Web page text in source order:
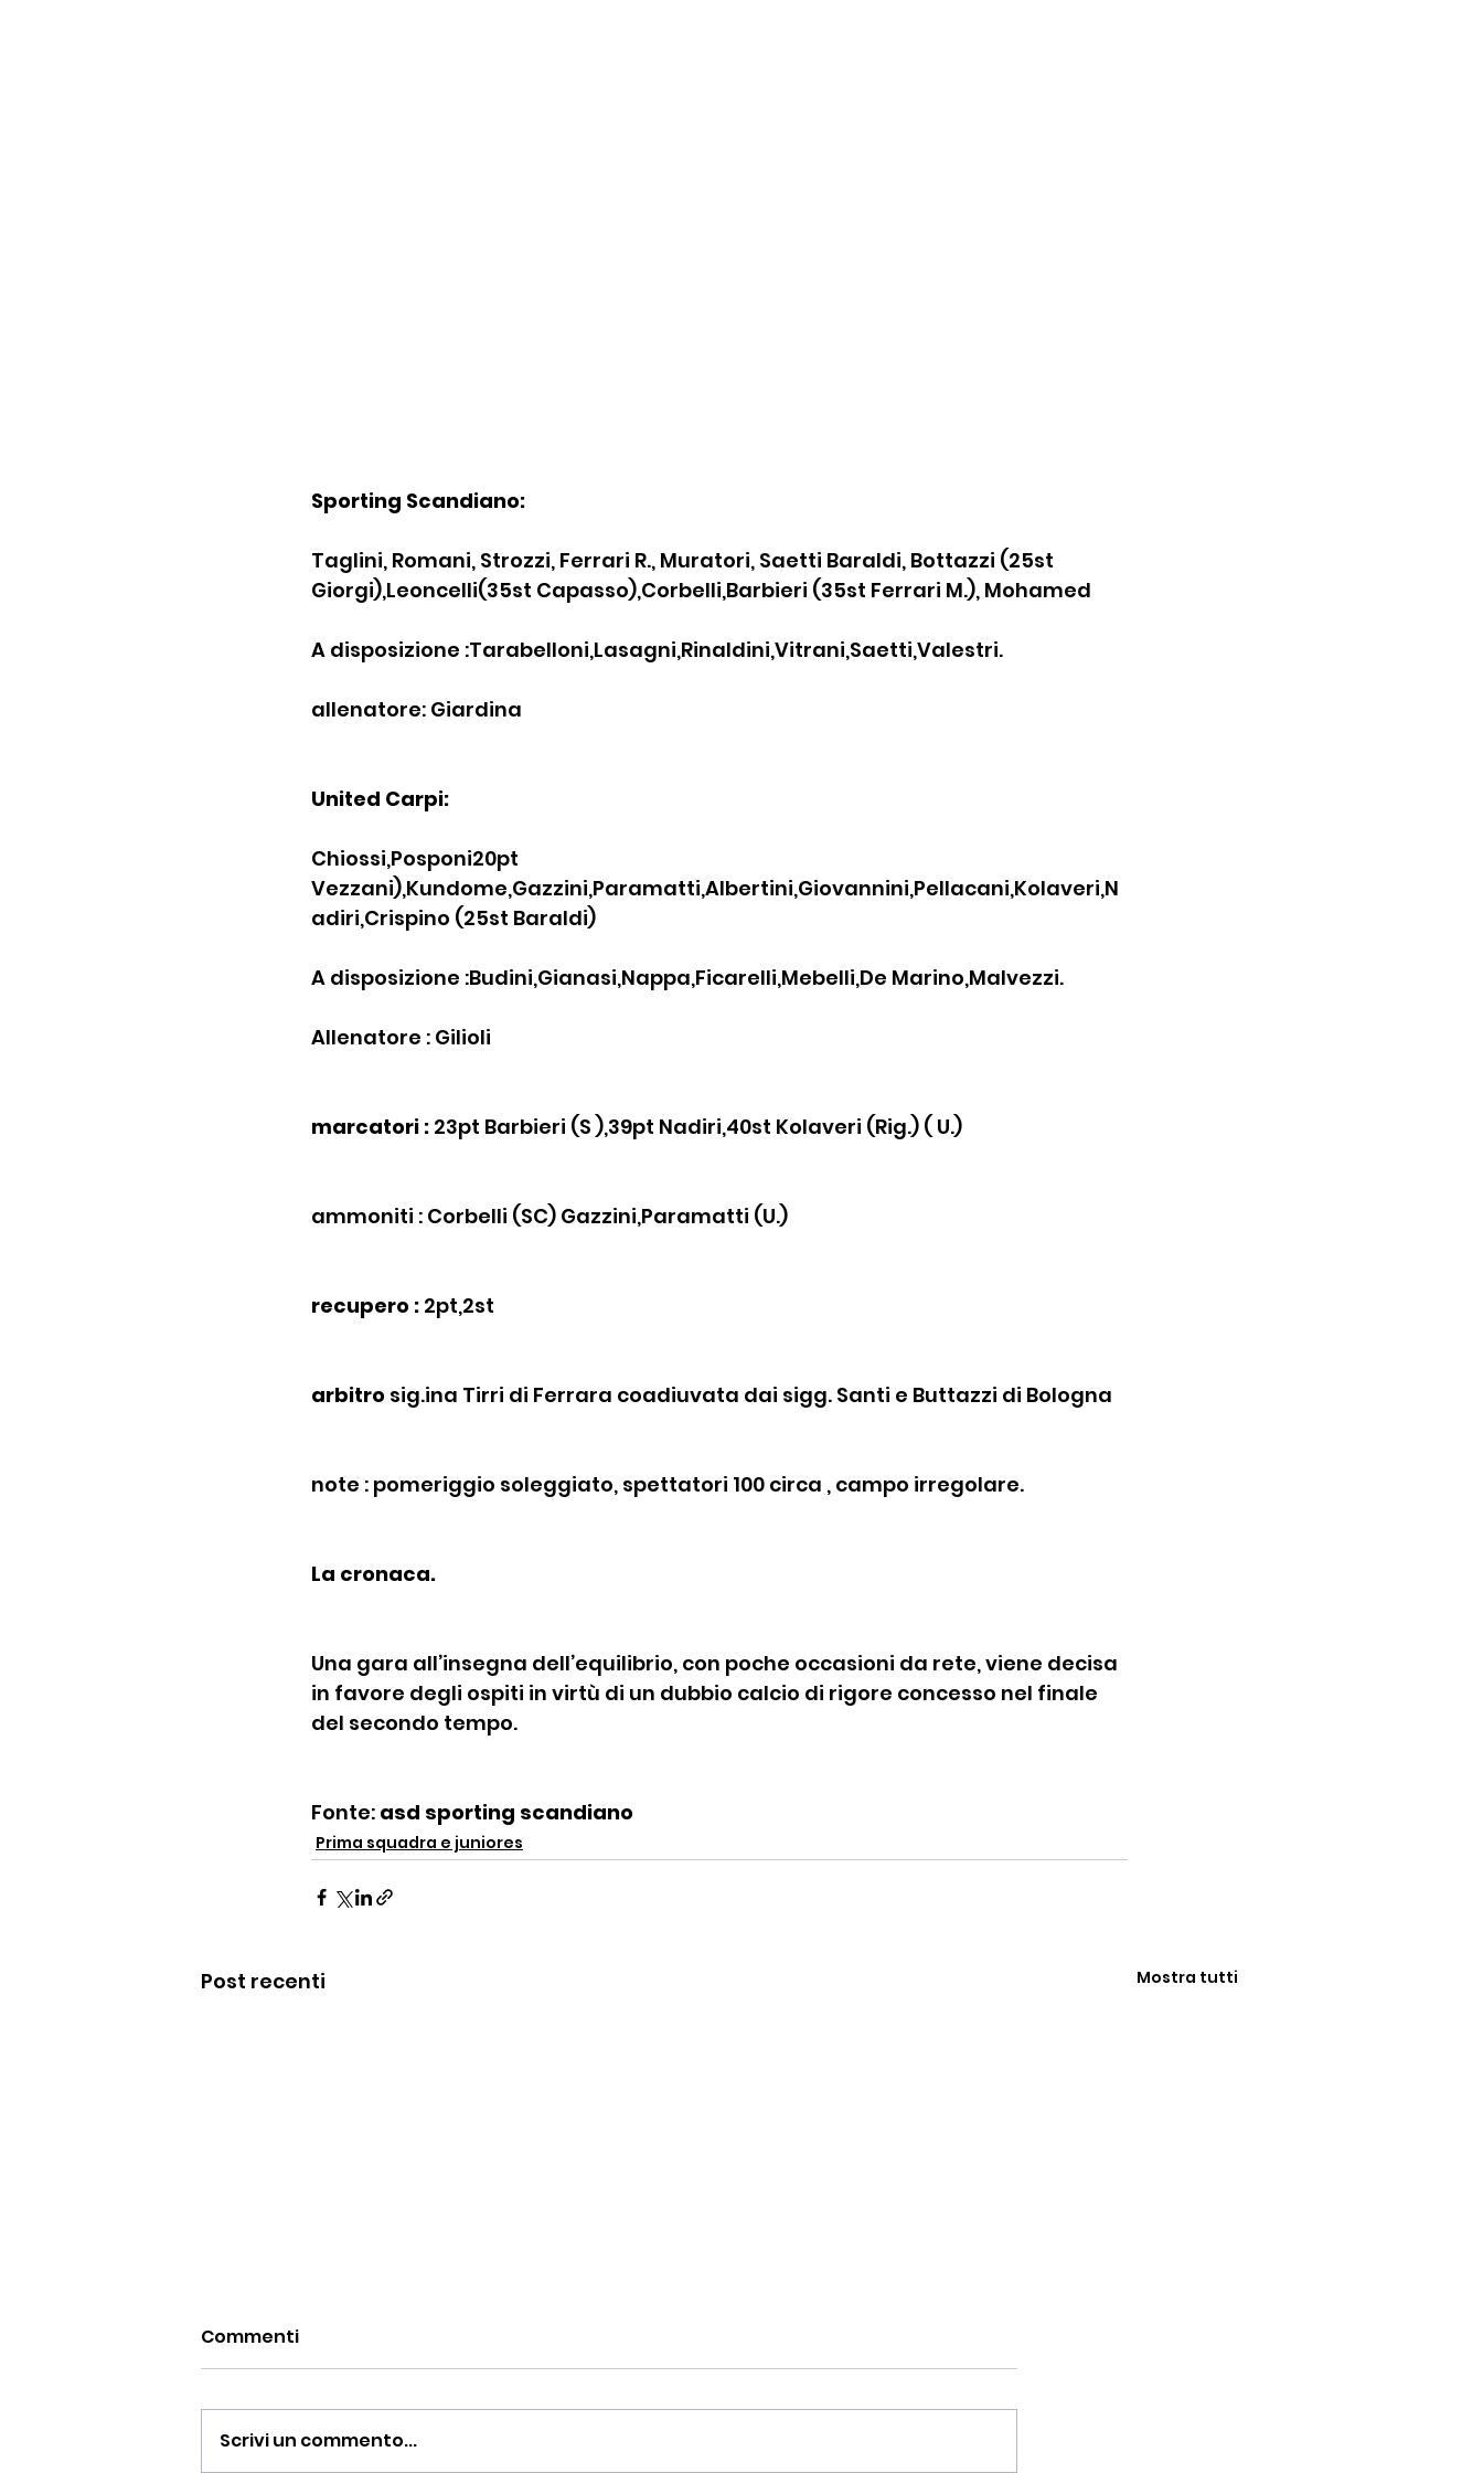
Sporting Scandiano:
Taglini, Romani, Strozzi, Ferrari R., Muratori, Saetti Baraldi, Bottazzi (25st
Giorgi),Leoncelli(35st Capasso),Corbelli,Barbieri (35st Ferrari M.), Mohamed
A disposizione :Tarabelloni,Lasagni,Rinaldini,Vitrani,Saetti,Valestri.
allenatore: Giardina
United Carpi:
Chiossi,Posponi20pt
Vezzani),Kundome,Gazzini,Paramatti,Albertini,Giovannini,Pellacani,Kolaveri,N
adiri,Crispino (25st Baraldi)
A disposizione :Budini,Gianasi,Nappa,Ficarelli,Mebelli,De Marino,Malvezzi.
Allenatore : Gilioli
marcatori : 23pt Barbieri (S ),39pt Nadiri,40st Kolaveri (Rig.) ( U.)
ammoniti : Corbelli (SC) Gazzini,Paramatti (U.)
recupero : 2pt,2st
arbitro sig.ina Tirri di Ferrara coadiuvata dai sigg. Santi e Buttazzi di Bologna
note : pomeriggio soleggiato, spettatori 100 circa , campo irregolare.
La cronaca.
Una gara all’insegna dell’equilibrio, con poche occasioni da rete, viene decisa
in favore degli ospiti in virtù di un dubbio calcio di rigore concesso nel finale
del secondo tempo.
Fonte: asd sporting scandiano
Prima squadra e juniores
Post recenti Mostra tutti
Commenti
Scrivi un commento...